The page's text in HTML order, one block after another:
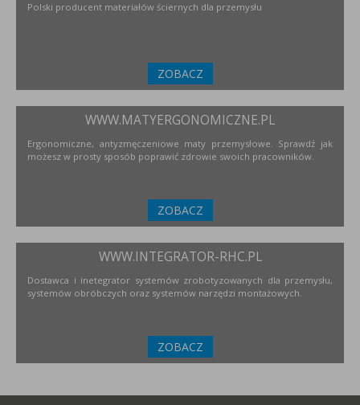
Polski producent materiałów ściernych dla przemysłu
ZOBACZ
WWW.MATYERGONOMICZNE.PL
Ergonomiczne, antyzmęczeniowe maty przemysłowe. Sprawdź jak
możesz w prosty sposób poprawić zdrowie swoich pracowników.
ZOBACZ
WWW.INTEGRATOR-RHC.PL
Dostawca i inetegrator systemów zrobotyzowanych dla przemysłu,
systemów obróbczych oraz systemów narzędzi montażowych.
ZOBACZ